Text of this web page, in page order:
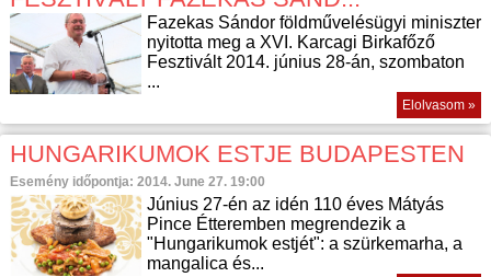
Fazekas Sándor földművelésügyi miniszter
nyitotta meg a XVI. Karcagi Birkafőző
Fesztivált 2014. június 28-án, szombaton
...
Elolvasom »
HUNGARIKUMOK ESTJE BUDAPESTEN
Esemény időpontja: 2014. June 27. 19:00
Június 27-én az idén 110 éves Mátyás
Pince Étteremben megrendezik a
"Hungarikumok estjét": a szürkemarha, a
mangalica és...